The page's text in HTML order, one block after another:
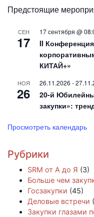
Предстоящие
СЕН
17
17 сентября @
II
КИТАЙ+»
НОЯ
26
26.11.2026 -
20-й
закупки»:
Просмотреть календарь
Рубрики
SRM от А до Я (3)
Больше чем
Госзакупки (45)
Деловые встречи
Закупки глазами